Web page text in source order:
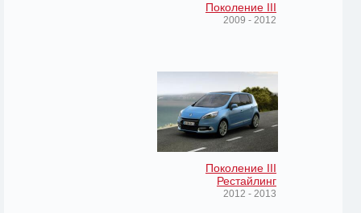
Поколение III
2009 - 2012
Поколение III
Рестайлинг
2012 - 2013